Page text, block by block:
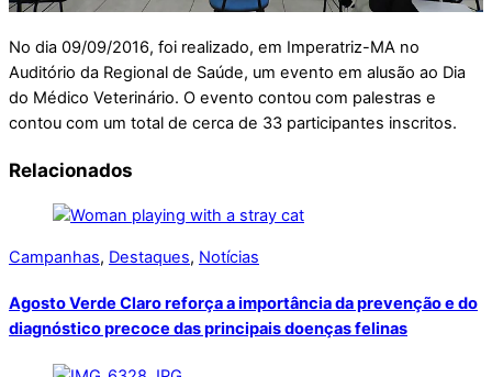
No dia 09/09/2016, foi realizado, em Imperatriz-MA no
Auditório da Regional de Saúde, um evento em alusão ao Dia
do Médico Veterinário. O evento contou com palestras e
contou com um total de cerca de 33 participantes inscritos.
Relacionados
Campanhas, Destaques, Notícias
Agosto Verde Claro reforça a importância da prevenção e do
diagnóstico precoce das principais doenças felinas